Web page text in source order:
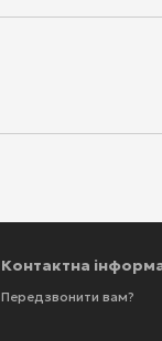
Контактна
Передзвонити вам?